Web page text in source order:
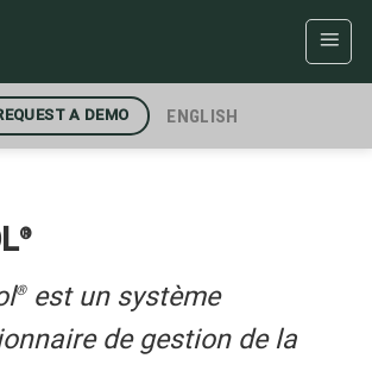
A DEMO ENGLISH
®
®est un système
de gestion de la